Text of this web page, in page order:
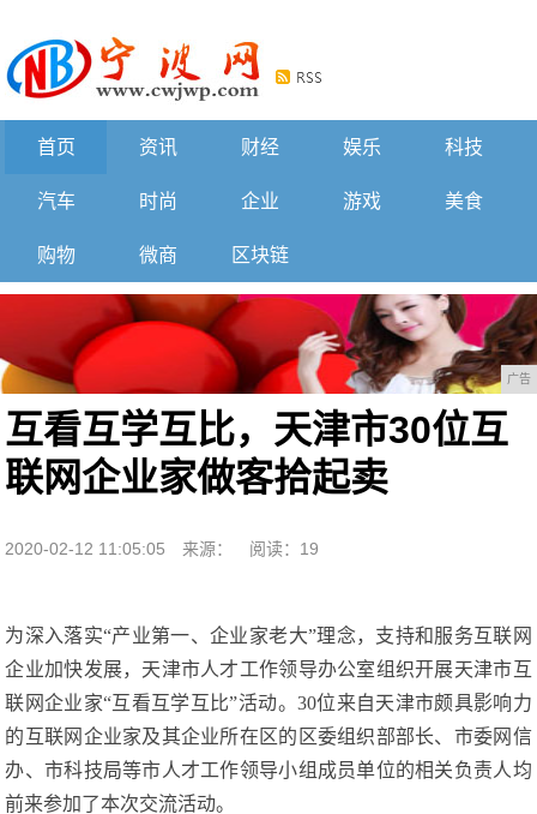
首页 资讯 财经 娱乐 科技
汽车 时尚 企业 游戏 美食
购物 微商 区块链
广告
互看互学互比，天津市30位互
联网企业家做客拾起卖
2020-02-12 11:05:05 来源： 阅读：19
为深入落实“产业第一、企业家老大”理念，支持和服务互联网
企业加快发展，天津市人才工作领导办公室组织开展天津市互
联网企业家“互看互学互比”活动。30位来自天津市颇具影响力
的互联网企业家及其企业所在区的区委组织部部长、市委网信
办、市科技局等市人才工作领导小组成员单位的相关负责人均
前来参加了本次交流活动。